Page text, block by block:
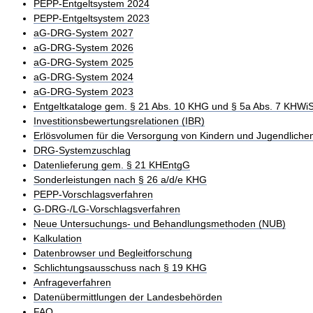
PEPP-Entgeltsystem 2024
PEPP-Entgeltsystem 2023
aG-DRG-System 2027
aG-DRG-System 2026
aG-DRG-System 2025
aG-DRG-System 2024
aG-DRG-System 2023
Entgeltkataloge gem. § 21 Abs. 10 KHG und § 5a Abs. 7
Investitionsbewertungsrelationen (IBR)
Erlösvolumen für die Versorgung von Kindern und
DRG-Systemzuschlag
Datenlieferung gem. § 21 KHEntgG
Sonderleistungen nach § 26 a/d/e KHG
PEPP-Vorschlagsverfahren
G-DRG-/LG-Vorschlagsverfahren
Neue Untersuchungs- und Behandlungsmethoden (NUB)
Kalkulation
Datenbrowser und Begleitforschung
Schlichtungsausschuss nach § 19 KHG
Anfrageverfahren
Datenübermittlungen der Landesbehörden